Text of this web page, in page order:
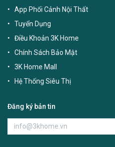
App Phối Cảnh Nội Thất
Tuyển Dụng
Điều Khoản 3K Home
Chính Sách Bảo Mật
3K Home Mall
Hệ Thống Siêu Thị
Đăng ký bản tin